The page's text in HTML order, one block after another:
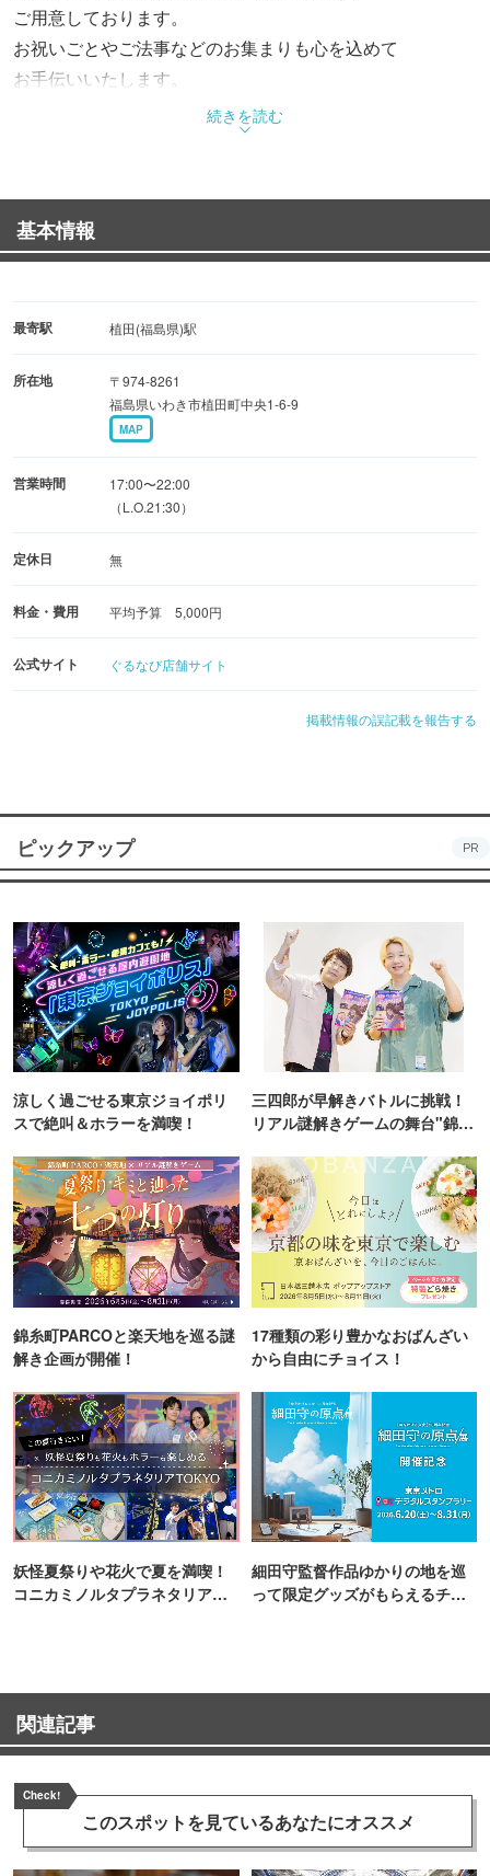
ご用意しております。
お祝いごとやご法事などのお集まりも心を込めて
お手伝いいたします。
続きを読む
基本情報
最寄駅 植田(福島県)駅
所在地
〒974-8261
福島県いわき市植田町中央1-6-9
MAP
営業時間
17:00〜22:00
（L.O.21:30）
定休日 無
料金・費用 平均予算 5,000円
公式サイト ぐるなび店舗サイト
掲載情報の誤記載を報告する
ピックアップ PR
涼しく過ごせる東京ジョイポリ
スで絶叫＆ホラーを満喫！
三四郎が早解きバトルに挑戦！
リアル謎解きゲームの舞台"錦糸
錦糸町PARCOと楽天地を巡る謎
解き企画が開催！
17種類の彩り豊かなおばんざい
から自由にチョイス！
妖怪夏祭りや花火で夏を満喫！
コニカミノルタプラネタリア
細田守監督作品ゆかりの地を巡
って限定グッズがもらえるチャ
関連記事
Check!
このスポットを見ているあなたにオススメ